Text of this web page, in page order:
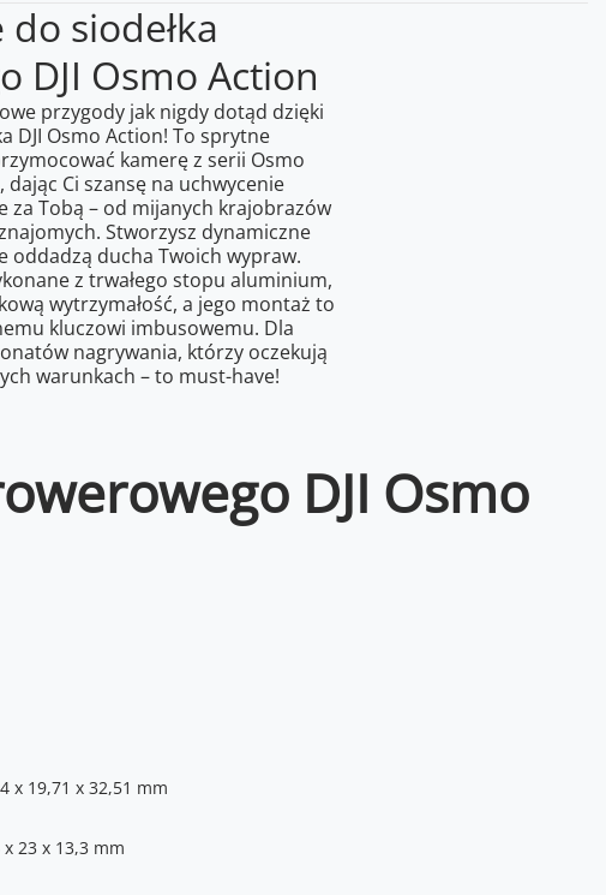
siodełka
DJI Osmo Action
przygody jak nigdy dotąd dzięki
DJI Osmo Action! To sprytne
kamerę z serii Osmo
Ci szansę na uchwycenie
za Tobą – od mijanych krajobrazów
Stworzysz dynamiczne
oddadzą ducha Twoich wypraw.
z trwałego stopu aluminium,
wytrzymałość, a jego montaż to
kluczowi imbusowemu. Dla
nagrywania, którzy oczekują
warunkach – to must-have!
DJI Osmo
x 19,71 x 32,51 mm
x 23 x 13,3 mm